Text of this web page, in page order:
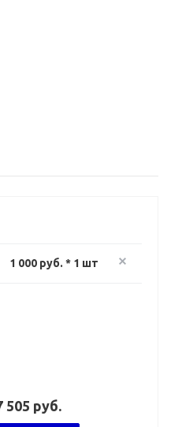
1 000 руб. * 1 шт
505 руб.